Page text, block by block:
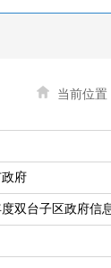
当前位置
府
度双台子区政府信